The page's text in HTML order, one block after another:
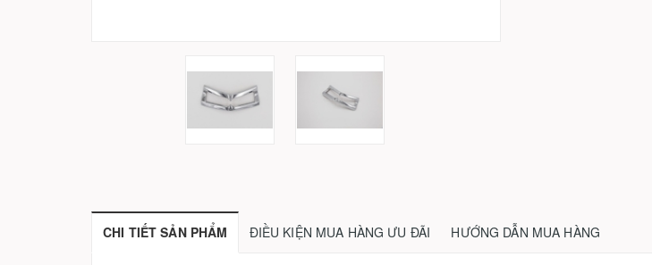
CHI TIẾT SẢN PHẨM ĐIỀU KIỆN MUA HÀNG ƯU ĐÃI HƯỚNG DẪN MUA HÀNG